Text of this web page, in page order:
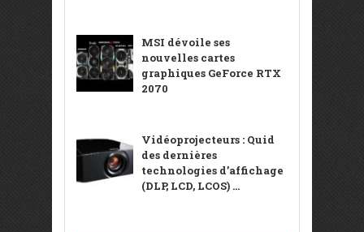
MSI dévoile ses
nouvelles cartes
graphiques GeForce RTX
2070
Vidéoprojecteurs : Quid
des dernières
technologies d’affichage
(DLP, LCD, LCOS) ...